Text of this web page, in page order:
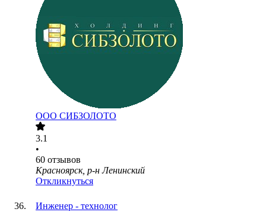
ООО СИБЗОЛОТО
3.1
•
60 отзывов
Красноярск, р-н Ленинский
Откликнуться
Инженер - технолог